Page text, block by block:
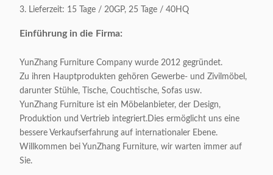
Ausgangsmaterial: Massivholz/ Sperrholz
Verpackungsvolumen: 1 CBM / 1 Karton
Anwendbar Erwachsene
Anpassbar: Akzeptabel
3. Lieferzeit: 15 Tage / 20GP, 25 Tage / 40HQ
Einführung in die Firma:
YunZhang Furniture Company wurde 2012 gegründet.
Zu ihren Hauptprodukten gehören Gewerbe- und Zivilmöbel,
darunter Stühle, Tische, Couchtische, Sofas usw.
YunZhang Furniture ist ein Möbelanbieter, der Design,
Produktion und Vertrieb integriert.Dies ermöglicht uns eine
bessere Verkaufserfahrung auf internationaler Ebene.
Willkommen bei YunZhang Furniture, wir warten immer auf
Sie.